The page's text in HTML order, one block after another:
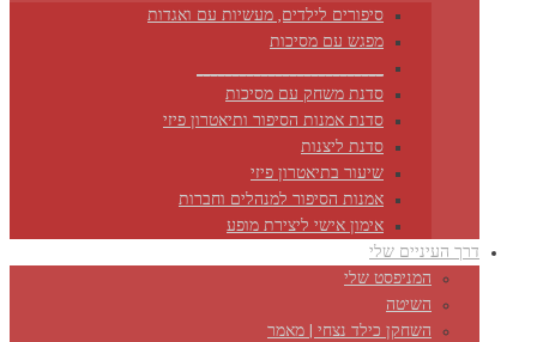
סיפורים לילדים, מעשיות עם ואגדות
מפגש עם מסיכות
סדנת משחק עם מסיכות
סדנת אמנות הסיפור ותיאטרון פיזי
סדנת ליצנות
שיעור בתיאטרון פיזי
אמנות הסיפור למנהלים וחברות
אימון אישי ליצירת מופע
דרך העיניים שלי
המניפסט שלי
השיטה
השחקן כילד נצחי | מאמר